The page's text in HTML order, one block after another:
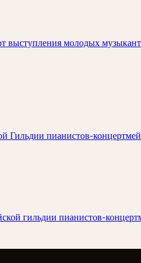
молодых
пианистов-
гильдии пианистов-